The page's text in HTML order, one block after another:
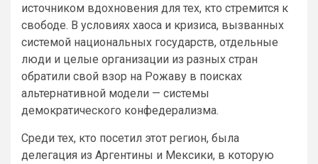
источником вдохновения для тех, кто стремится к
свободе. В условиях хаоса и кризиса, вызванных
системой национальных государств, отдельные
люди и целые организации из разных стран
обратили свой взор на Рожаву в поисках
альтернативной модели — системы
демократического конфедерализма.
Среди тех, кто посетил этот регион, была
делегация из Аргентины и Мексики, в которую